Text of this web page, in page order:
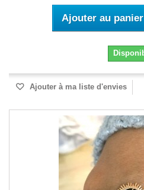
Ajouter au panier
Ajouter à ma liste d'envies